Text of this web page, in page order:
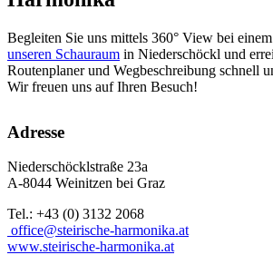
Begleiten Sie uns mittels 360° View bei einem
unseren Schauraum in Niederschöckl und
Routenplaner und Wegbeschreibung schnell
Wir freuen uns auf Ihren Besuch!
Adresse
Niederschöcklstraße 23a
A-8044 Weinitzen bei Graz
Tel.: +43 (0) 3132 2068
office@steirische-harmonika.at
www.steirische-harmonika.at